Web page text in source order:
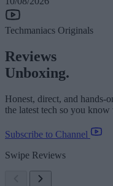
Techmaniacs Originals
Reviews
Unboxing.
Honest, direct, and hands-
the latest tech so you
Subscribe to Channel
Swipe Reviews